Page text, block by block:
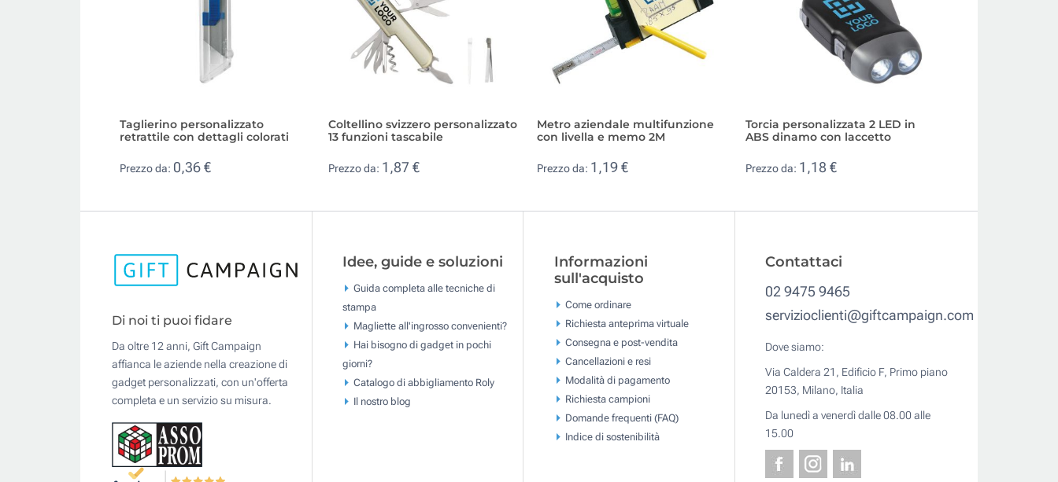
Taglierino personalizzato
retrattile con dettagli colorati
Prezzo da: 0,36 €
Coltellino svizzero personalizzato
13 funzioni tascabile
Prezzo da: 1,87 €
Metro aziendale multifunzione
con livella e memo 2M
Prezzo da: 1,19 €
Torcia personalizzata 2 LED in
ABS dinamo con laccetto
Prezzo da: 1,18 €
Di noi ti puoi fidare
Da oltre 12 anni, Gift Campaign
affianca le aziende nella creazione di
gadget personalizzati, con un'offerta
completa e un servizio su misura.
Idee, guide e soluzioni
Guida completa alle tecniche di
stampa
Magliette all'ingrosso convenienti?
Hai bisogno di gadget in pochi
giorni?
Catalogo di abbigliamento Roly
Il nostro blog
Informazioni
sull'acquisto
Come ordinare
Richiesta anteprima virtuale
Consegna e post-vendita
Cancellazioni e resi
Modalità di pagamento
Richiesta campioni
Domande frequenti (FAQ)
Indice di sostenibilità
Contattaci
02 9475 9465
servizioclienti@giftcampaign.com
Dove siamo:
Via Caldera 21, Edificio F, Primo piano
20153, Milano, Italia
Da lunedì a venerdì dalle 08.00 alle
15.00